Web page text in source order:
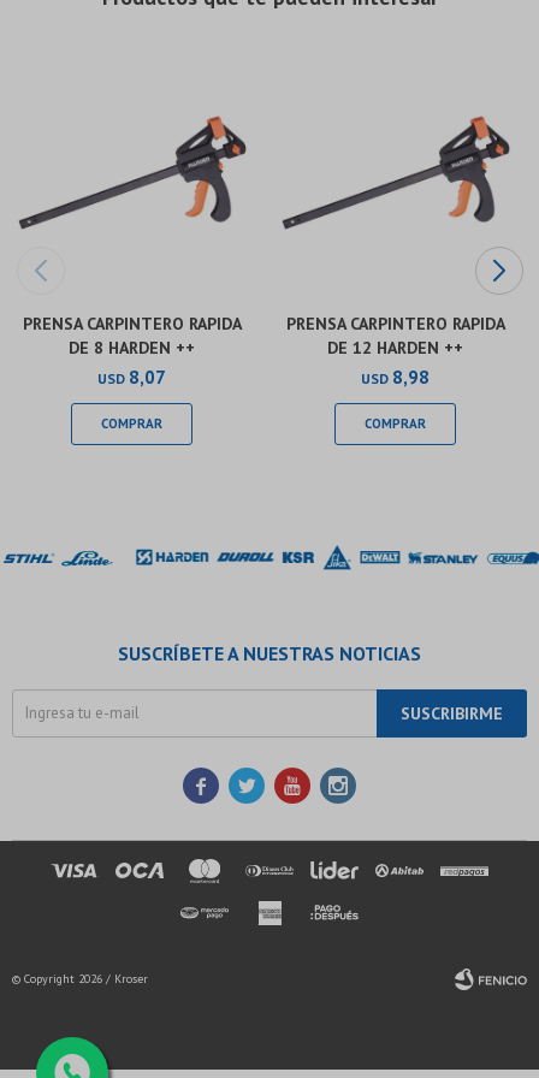
PRENSA CARPINTERO RAPIDA
DE 8 HARDEN ++
USD 8,07
PRENSA CARPINTERO RAPIDA
DE 12 HARDEN ++
USD 8,98
SUSCRÍBETE A NUESTRAS NOTICIAS
SUSCRIBIRME
   
© Copyright 2026 / Kroser